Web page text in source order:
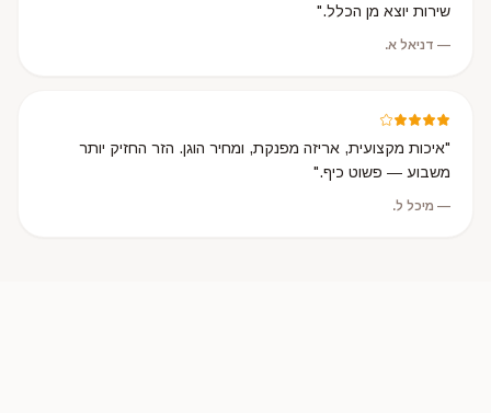
שירות יוצא מן הכלל."
— דניאל א.
"איכות מקצועית, אריזה מפנקת, ומחיר הוגן. הזר החזיק יותר
משבוע — פשוט כיף."
— מיכל ל.